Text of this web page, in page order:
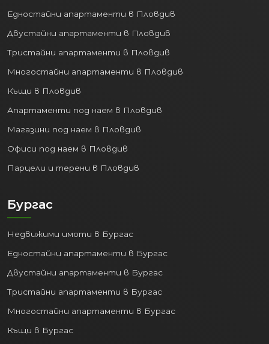
Едностайни апартаменти в Пловдив
Двустайни апартаменти в Пловдив
Тристайни апартаменти в Пловдив
Многостайни апартаменти в Пловдив
Къщи в Пловдив
Апартаменти под наем в Пловдив
Магазини под наем в Пловдив
Офиси под наем в Пловдив
Парцели и терени в Пловдив
Бургас
Недвижими имоти в Бургас
Едностайни апартаменти в Бургас
Двустайни апартаменти в Бургас
Тристайни апартаменти в Бургас
Многостайни апартаменти в Бургас
Къщи в Бургас